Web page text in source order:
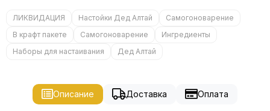
ЛИКВИДАЦИЯ Настойки Дед Алтай
Самогоноварение
В крафт пакете
Самогоноварение
Ингредиенты
Наборы для настаивания
Дед Алтай
Описание Доставка Оплата